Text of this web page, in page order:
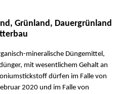
Grünland, Dauergrünland
mineralische Düngemittel,
mit wesentlichem Gehalt an
dürfen im Falle von
2020 und im Falle von